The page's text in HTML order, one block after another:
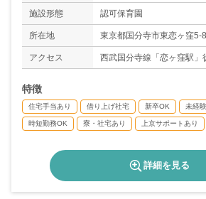
◇リフレッシュ休暇（2日
◇有給休暇（6か月経過後
付与、入社1年で21日付与
※採用初年度の6ヵ月以内
休（5日）を付与
◇介護休暇
＊年間休日数109日/閏年110
施設形態 認可保育園
所在地 東京都国分寺市東恋ヶ窪5-
アクセス 西武国分寺線「恋ヶ窪駅」
特徴
住宅手当あり 借り上げ社宅 新卒OK 未経
時短勤務OK 寮・社宅あり 上京サポートあり
詳細を見る